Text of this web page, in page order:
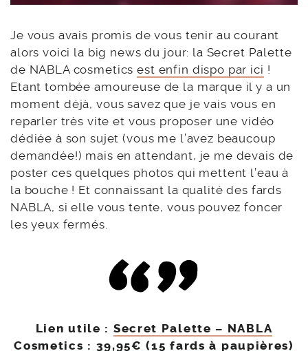
Je vous avais promis de vous tenir au courant
alors voici la big news du jour: la Secret Palette
de NABLA cosmeticsest enfin dispo par ici !
Etant tombée amoureuse de la marque il y a un
moment déjà, vous savez que je vais vous en
reparler très vite et vous proposer une vidéo
dédiée à son sujet (vous me l’avez beaucoup
demandée!) mais en attendant, je me devais de
poster ces quelques photos qui mettent l’eau à
la bouche ! Et connaissant la qualité des fards
NABLA, si elle vous tente, vous pouvez foncer
les yeux fermés.
Lien utile : Secret Palette – NABLA
Cosmetics : 39,95€ (15 fards à paupières)